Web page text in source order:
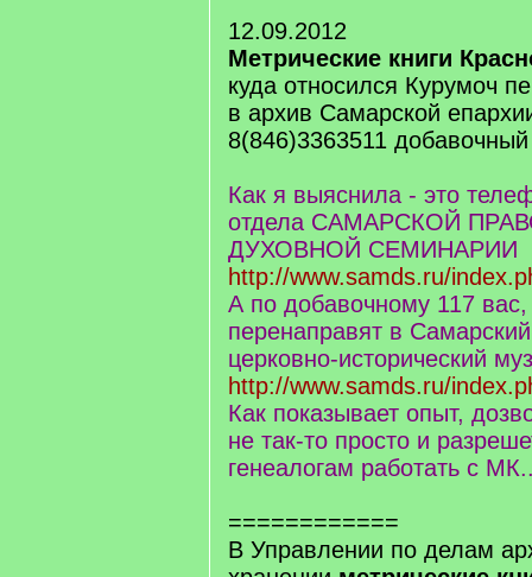
12.09.2012
Метрические книги
куда относился Курумоч
в архив Самарской
8(846)3363511
Как я выяснила - это
отдела САМАРСКОЙ
ДУХОВНОЙ СЕМИНАРИИ
http://www.samds.ru/
А по добавочному 117 вас,
перенаправят в
церковно-исторический
http://www.samds.ru/
Как показывает опыт,
не так-то просто и
генеалогам работать с
============
В Управлении по делам